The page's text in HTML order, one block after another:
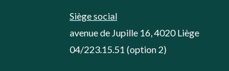
Siège social
avenue de Jupille 16, 4020 Liège
04/223.15.51 (option 2)